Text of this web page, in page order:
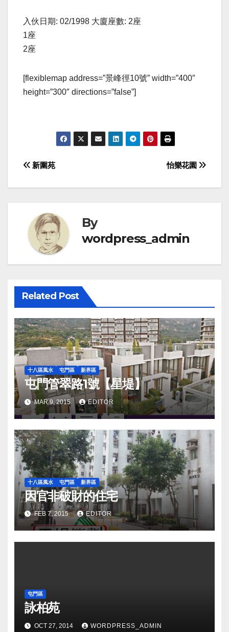
入伙日期: 02/1998 大廈座數: 2座
1座
2座
[flexiblemap address=”景峰徑10號” width=”400″
height=”300″ directions=”false”]
Post
navigation
怡樂花園
新圍苑
By
wordpress_admin
Related Post
十八區風水 屯門區 新界區
屯門管翠路1號【星堤】
MAR 9, 2015 EDITOR
十八區風水 屯門區 新界區
因官非破財的住宅
FEB 7, 2015 EDITOR
屯門區
詠柏苑
OCT 27, 2014 WORDPRESS_ADMIN